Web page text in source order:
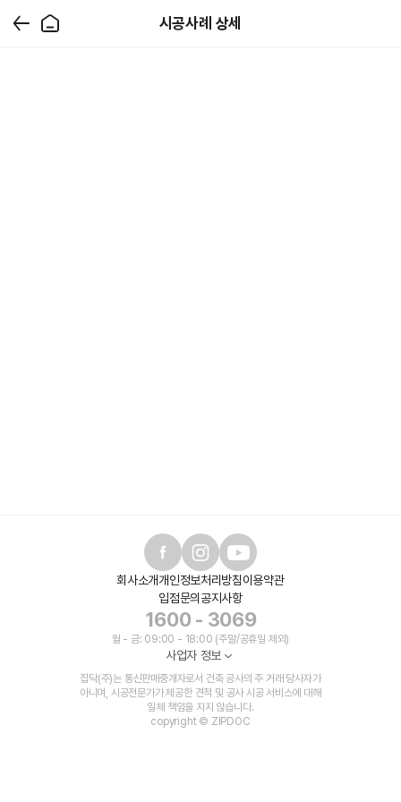
시공사례 상세
회사소개개인정보처리방침이용약관
입점문의 공지사항
1600 - 3069
월 - 금: 09:00 - 18:00 (주말/공휴일 제외)
사업자 정보
집닥(주)는 통신판매중개자로서 건축 공사의 주 거래 당사자가
아니며, 시공전문가가 제공한 견적 및 공사 시공 서비스에 대해
일체 책임을 지지 않습니다.
copyright © ZIPDOC